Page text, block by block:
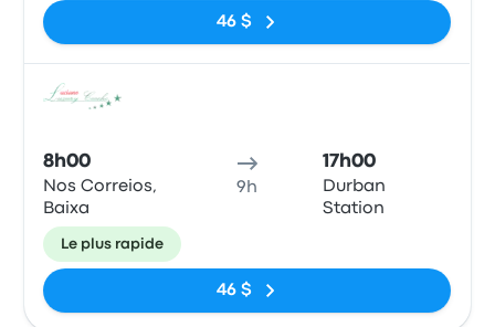
46 $
8h00
Nos Correios,
Baixa
9h
17h00
Durban
Station
Le plus rapide
46 $